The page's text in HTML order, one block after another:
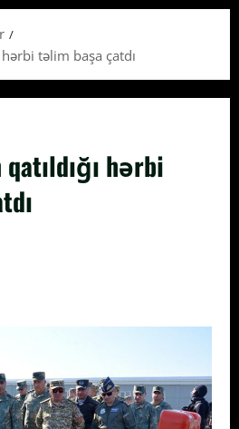
hərbi təlim başa çatdı
hərbi